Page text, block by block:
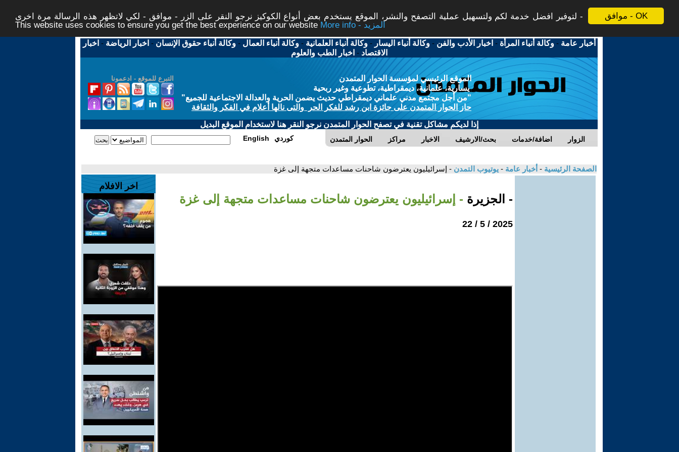
موافق - OK
لتوفير افضل خدمة لكم ولتسهيل عملية التصفح والنشر، الموقع يستخدم بعض أنواع الكوكيز نرجو النقر على الزر - موافق - لكي لاتظهر هذه الرسالة مرة اخرى -
This website uses cookies to ensure you get the best experience on our website
More info - المزيد
أخبار عامة -وكالة أنباء المرأة - اخبار الأدب والفن -وكالة أنباء اليسار -وكالة أنباء العلمانية -وكالة أنباء العمال -وكالة أنباء حقوق الإنسان - اخبار الرياضة - اخبار
الاقتصاد - اخبار الطب والعلوم
التبرع للموقع - ادعمونا
الموقع الرئيسي لمؤسسة الحوار المتمدن
يسارية، علمانية، ديمقراطية، تطوعية وغير ربحية
"من أجل مجتمع مدني علماني ديمقراطي حديث يضمن الحرية والعدالة الاجتماعية للجميع"
حاز الحوار المتمدن على جائزة ابن رشد للفكر الحر والتى نالها أعلام في الفكر والثقافة
إذا لديكم مشاكل تقنية في تصفح الحوار المتمدن نرجو النقر هنا لاستخدام الموقع البديل
الحوار المتمدن مراكز الاخبار بحث/الارشيف اضافة/خدمات الزوار English كوردي
الصفحة الرئيسية - أخبار عامة - يوتيوب التمدن - إسرائيليون يعترضون شاحنات مساعدات متجهة إلى غزة
- الجزيرة - إسرائيليون يعترضون شاحنات مساعدات متجهة إلى غزة
2025 / 5 / 22
اخر الافلام